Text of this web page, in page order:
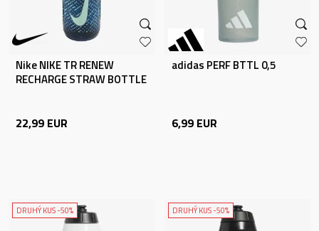
Nike NIKE TR RENEW
RECHARGE STRAW BOTTLE
22,99 EUR
adidas PERF BTTL 0,5
6,99 EUR
DRUHÝ KUS -50% DRUHÝ KUS -50%